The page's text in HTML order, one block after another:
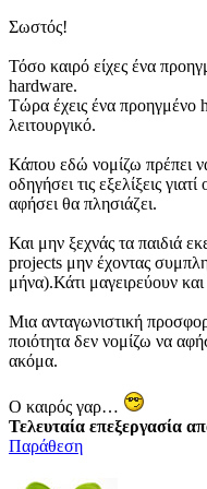
Σωστός!
Τόσο καιρό είχες ένα
hardware.
Τώρα έχεις ένα προηγμένο
λειτουργικό.
Κάπου εδώ νομίζω πρέπει
οδηγήσει τις εξελίξεις
αφήσει θα πλησιάζει.
Και μην ξεχνάς τα παιδιά
projects μην έχοντας
μήνα).Κάτι μαγειρεύουν και
Μια ανταγωνιστική
ποιότητα δεν νομίζω να
ακόμα.
Ο καιρός γαρ…
Τελευταία επεξεργασία
Παράθεση